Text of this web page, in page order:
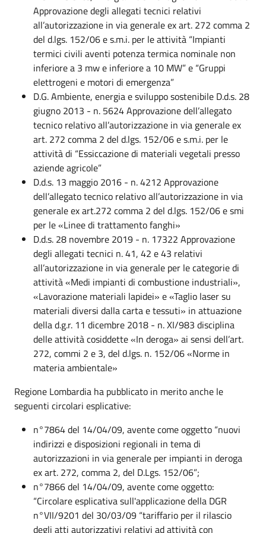
Approvazione degli allegati tecnici relativi
all’autorizzazione in via generale ex art. 272 comma 2
del d.lgs. 152/06 e s.m.i. per le attività “Impianti
termici civili aventi potenza termica nominale non
inferiore a 3 mw e inferiore a 10 MW” e “Gruppi
elettrogeni e motori di emergenza”
D.G. Ambiente, energia e sviluppo sostenibile D.d.s. 28
giugno 2013 - n. 5624 Approvazione dell’allegato
tecnico relativo all’autorizzazione in via generale ex
art. 272 comma 2 del d.lgs. 152/06 e s.m.i. per le
attività di “Essiccazione di materiali vegetali presso
aziende agricole”
D.d.s. 13 maggio 2016 - n. 4212 Approvazione
dell’allegato tecnico relativo all’autorizzazione in via
generale ex art.272 comma 2 del d.lgs. 152/06 e smi
per le «Linee di trattamento fanghi»
D.d.s. 28 novembre 2019 - n. 17322 Approvazione
degli allegati tecnici n. 41, 42 e 43 relativi
all’autorizzazione in via generale per le categorie di
attività «Medi impianti di combustione industriali»,
«Lavorazione materiali lapidei» e «Taglio laser su
materiali diversi dalla carta e tessuti» in attuazione
della d.g.r. 11 dicembre 2018 - n. XI/983 disciplina
delle attività cosiddette «In deroga» ai sensi dell’art.
272, commi 2 e 3, del d.lgs. n. 152/06 «Norme in
materia ambientale»
Regione Lombardia ha pubblicato in merito anche le
seguenti circolari esplicative:
n°7864 del 14/04/09, avente come oggetto “nuovi
indirizzi e disposizioni regionali in tema di
autorizzazioni in via generale per impianti in deroga
ex art. 272, comma 2, del D.Lgs. 152/06”;
n°7866 del 14/04/09, avente come oggetto:
“Circolare esplicativa sull'applicazione della DGR
n°VII/9201 del 30/03/09 “tariffario per il rilascio
degli atti autorizzativi relativi ad attività con